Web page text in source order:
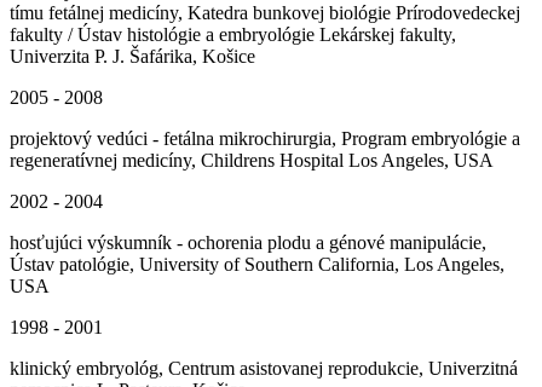
tímu fetálnej medicíny, Katedra bunkovej biológie Prírodovedeckej
fakulty / Ústav histológie a embryológie Lekárskej fakulty,
Univerzita P. J. Šafárika, Košice
2005 - 2008
projektový vedúci - fetálna mikrochirurgia, Program embryológie a
regeneratívnej medicíny, Childrens Hospital Los Angeles, USA
2002 - 2004
hosťujúci výskumník - ochorenia plodu a génové manipulácie,
Ústav patológie, University of Southern California, Los Angeles,
USA
1998 - 2001
klinický embryológ, Centrum asistovanej reprodukcie, Univerzitná